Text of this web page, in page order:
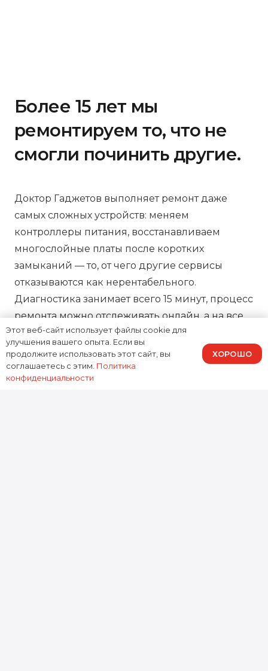
Более 15 лет мы
ремонтируем то, что не
смогли починить другие.
Доктор Гаджетов выполняет ремонт даже
самых сложных устройств: меняем
контроллеры питания, восстанавливаем
многослойные платы после коротких
замыканий — то, от чего другие сервисы
отказываются как нерентабельного.
Диагностика занимает всего 15 минут, процесс
ремонта можно отслеживать онлайн, а на все
работы предоставляем зафиксированную в
договоре гарантию, подтверждая нашу
ответственность за результат.
Этот веб-сайт использует файлы cookie для
улучшения вашего опыта. Если вы
продолжите использовать этот сайт, вы
соглашаетесь с этим. Политика
конфиденциальности
ХОРОШО